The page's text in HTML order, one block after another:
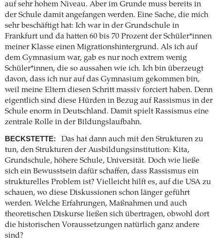
auf sehr hohem Niveau. Aber im Grunde muss bereits in
der Schule damit angefangen werden. Eine Sache, die mich
sehr beschäftigt hat: Ich war in der Grundschule in
Frankfurt und da hatten 60 bis 70 Prozent der Schüler*innen
meiner Klasse einen Migrationshintergrund. Als ich auf
dem Gymnasium war, gab es nur noch extrem wenig
Schüler*innen, die so aussahen wie ich. Ich bin überzeugt
davon, dass ich nur auf das Gymnasium gekommen bin,
weil meine Eltern diesen Schritt massiv forciert haben. Denn
eigentlich sind diese Hürden in Bezug auf Rassismus in der
Schule enorm in Deutschland. Damit spielt Rassismus eine
zentrale Rolle in der Bildungslaufbahn.
BECKSTETTE:
Das hat dann auch mit den Strukturen zu
tun, den Strukturen der Ausbildungsinstitution: Kita,
Grundschule, höhere Schule, Universität. Doch wie ließe
sich ein Bewusstsein dafür schaffen, dass Rassismus ein
strukturelles Problem ist? Vielleicht hilft es, auf die USA zu
schauen, wo diese Diskussionen schon länger geführt
werden. Welche Erfahrungen, Maßnahmen und auch
theoretischen Diskurse ließen sich übertragen, obwohl dort
die historischen Voraussetzungen natürlich ganz andere
sind?